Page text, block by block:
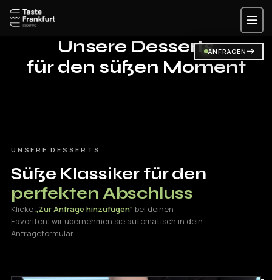
Zum
Inhalt
springen
ANFRAGEN
Unsere Desserts
für den süßen Moment
UNSERE DESSERTS
Süße Klassiker für den
perfekten Abschluss
Klicke„Zur Anfrage hinzufügen“ bei deinen
Favoriten: wir übernehmen sie automatisch in dein
Anfrageformular.